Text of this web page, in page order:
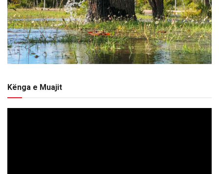
Kënga e Muajit